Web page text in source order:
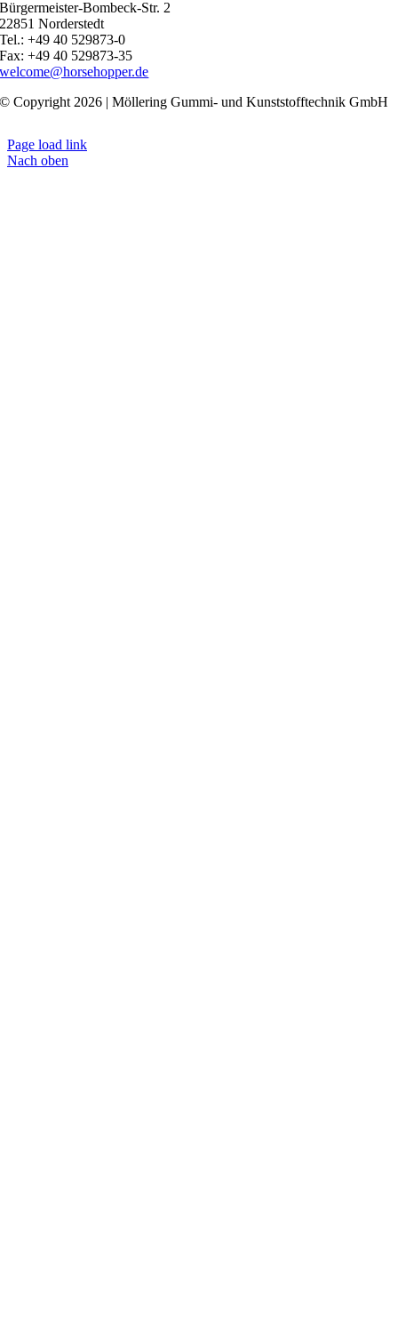
Bürgermeister-Bombeck-Str. 2
22851 Norderstedt
Tel.: +49 40 529873-0
Fax: +49 40 529873-35
welcome@horsehopper.de
© Copyright 2026 | Möllering Gummi- und Kunststofftechnik GmbH
Page load link
Nach oben